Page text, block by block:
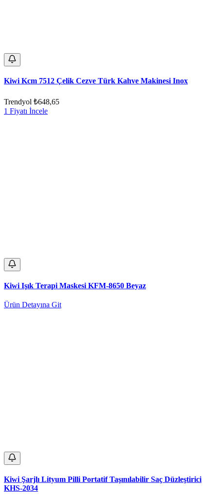
Kiwi Kcm 7512 Çelik Cezve Türk Kahve Makinesi Inox
Trendyol ₺648,65
1 Fiyatı İncele
Kiwi Işık Terapi Maskesi KFM-8650 Beyaz
Ürün Detayına Git
Kiwi Şarjlı Lityum Pilli Portatif Taşınılabilir Saç Düzleştirici
KHS-2034